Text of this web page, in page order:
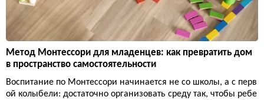
Метод Монтессори для младенцев: как превратить дом
в пространство самостоятельности
Воспитание по Монтессори начинается не со школы, а с перв
ой колыбели: достаточно организовать среду так, чтобы ребе